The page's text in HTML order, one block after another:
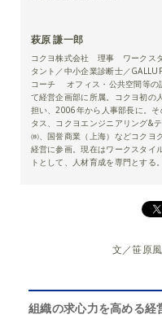
萩原 謙一郎
コクヨ株式会社 理事 ワークス
タント／中小企業診断士／
コーチ オフィス・公共空間等の
て経営企画部に所属。コクヨ初の
担い、2006年から人事部長に。そ
タス、コクヨエンジニアリング&
㈱、国誉商業（上海）などコクヨ
経営に参画。現在はワークスタイ
トとして、人材育成を専門とする。
文／笹原
組織の求心力を高める経